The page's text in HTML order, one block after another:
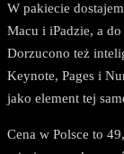
W pakiecie
Macu i iPadzie, a
Dorzucono też
Keynote, Pages i
jako element tej
Cena w Polsce to